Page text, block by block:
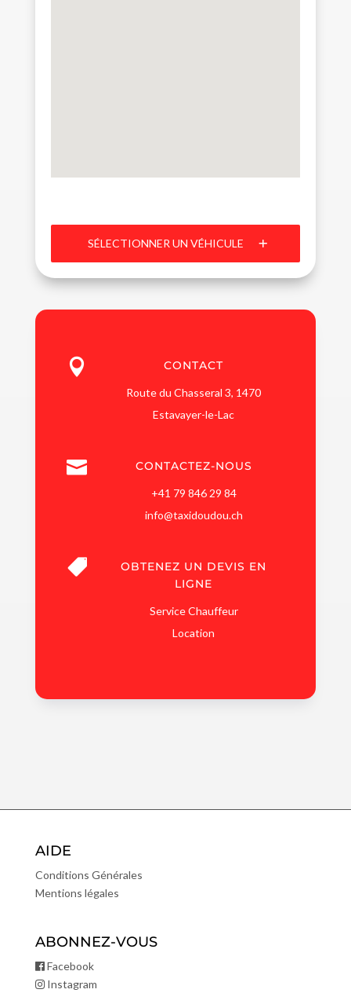
SÉLECTIONNER UN VÉHICULE
 CONTACT
Route du Chasseral 3, 1470
Estavayer-le-Lac
 CONTACTEZ-NOUS
+41 79 846 29 84
info@taxidoudou.ch

OBTENEZ UN DEVIS EN
LIGNE
Service Chauffeur
Location
AIDE
Conditions Générales
Mentions légales
ABONNEZ-VOUS
Facebook
Instagram